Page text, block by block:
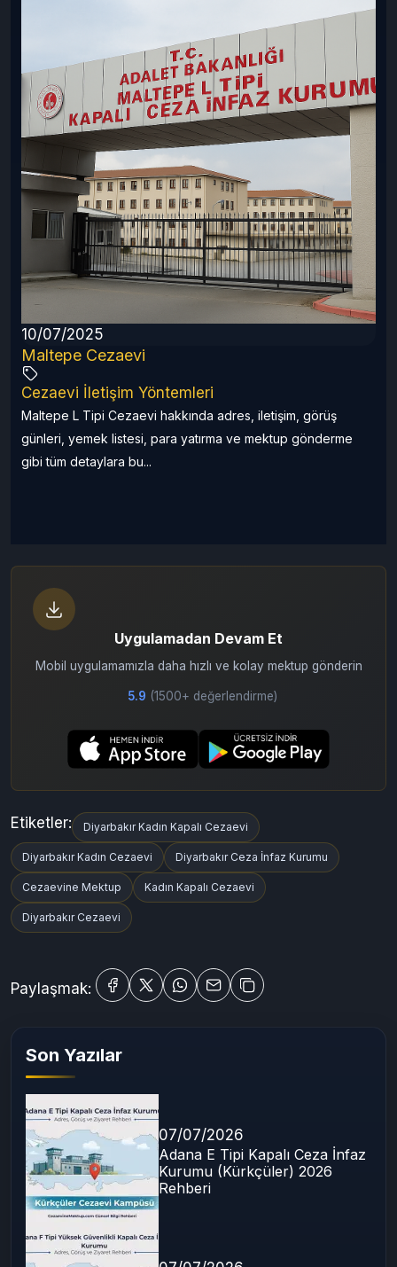
10/07/2025
Maltepe Cezaevi
Cezaevi İletişim Yöntemleri
Maltepe L Tipi Cezaevi hakkında adres, iletişim, görüş
günleri, yemek listesi, para yatırma ve mektup gönderme
gibi tüm detaylara bu...
Uygulamadan Devam Et
Mobil uygulamamızla daha hızlı ve kolay mektup gönderin
5.9 (1500+ değerlendirme)
Etiketler: Diyarbakır Kadın Kapalı Cezaevi
Diyarbakır Kadın Cezaevi Diyarbakır Ceza İnfaz Kurumu
Cezaevine Mektup Kadın Kapalı Cezaevi
Diyarbakır Cezaevi
Paylaşmak:
Son Yazılar
07/07/2026
Adana E Tipi Kapalı Ceza İnfaz
Kurumu (Kürkçüler) 2026
Rehberi